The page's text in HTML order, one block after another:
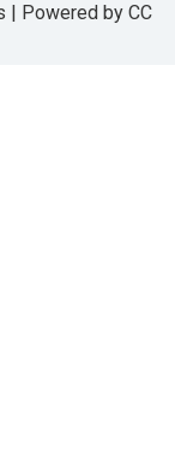
| Powered by CC